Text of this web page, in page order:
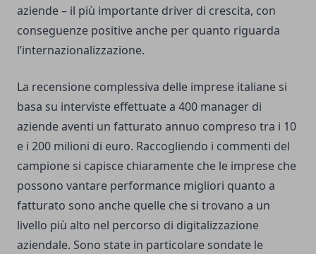
aziende – il più importante driver di crescita, con
conseguenze positive anche per quanto riguarda
l’internazionalizzazione.
La recensione complessiva delle imprese italiane si
basa su interviste effettuate a 400 manager di
aziende aventi un fatturato annuo compreso tra i 10
e i 200 milioni di euro. Raccogliendo i commenti del
campione si capisce chiaramente che le imprese che
possono vantare performance migliori quanto a
fatturato sono anche quelle che si trovano a un
livello più alto nel percorso di digitalizzazione
aziendale. Sono state in particolare sondate le